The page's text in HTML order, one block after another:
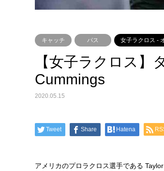
キャッチ パス 女子ラクロス -
【女子ラクロス】
Cummings
2020.05.15
Tweet Share Hatena
アメリカのプロラクロス選手である